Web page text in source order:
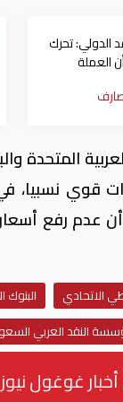
الدولي: تحرك
العملة
الصحيح
المتحدة
قوي نسبيا،
رفع
الاتحادي البنوك
النقد العربي
أخبار غوغول نيوز